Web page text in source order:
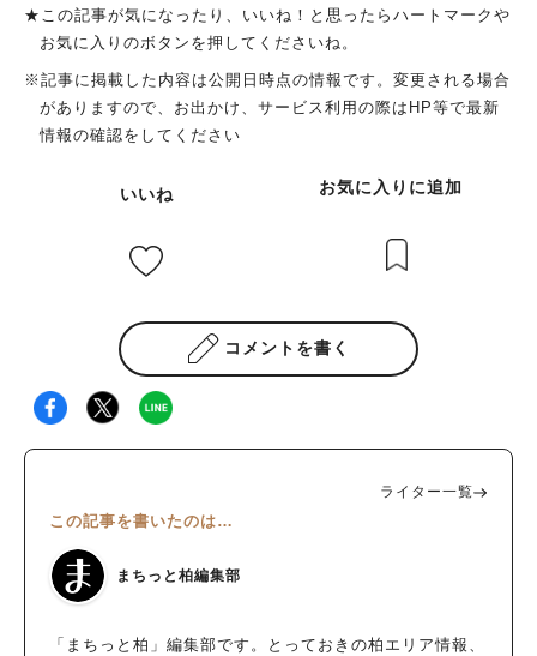
ほのぼのプラザますおでは、地域の皆が集いやすい場となってい
り・・・と利用して下さいね♪
★この記事が気になったり、いいね！と思ったらハートマークや
お気に入りのボタンを押してくださいね。
※記事に掲載した内容は公開日時点の情報です。変更される場合
がありますので、お出かけ、サービス利用の際はHP等で最新
情報の確認をしてください
いいね お気に入りに追加
コメントを書く
ライター一覧
この記事を書いたのは…
まちっと柏編集部
「まちっと柏」編集部です。とっておきの柏エリア情報、